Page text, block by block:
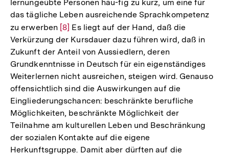
lernungeübte Personen häu-fig zu kurz, um eine für
das tägliche Leben ausreichende Sprachkompetenz
zu erwerben Zur
Auflösung
der
Fußnote
[8] Es liegt auf der Hand, daß die
Verkürzung der Kursdauer dazu führen wird, daß in
Zukunft der Anteil von Aussiedlern, deren
Grundkenntnisse in Deutsch für ein eigenständiges
Weiterlernen nicht ausreichen, steigen wird. Genauso
offensichtlich sind die Auswirkungen auf die
Eingliederungschancen: beschränkte berufliche
Möglichkeiten, beschränkte Möglichkeit der
Teilnahme am kulturellen Leben und Beschränkung
der sozialen Kontakte auf die eigene
Herkunftsgruppe. Damit aber dürften auf die